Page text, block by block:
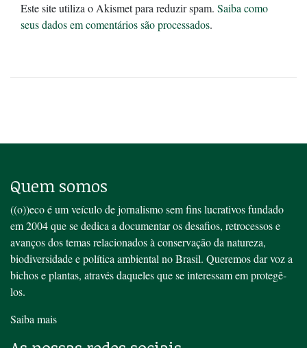
Este site utiliza o Akismet para reduzir spam. Saiba como
seus dados em comentários são processados.
Quem somos
((o))eco é um veículo de jornalismo sem fins lucrativos fundado
em 2004 que se dedica a documentar os desafios, retrocessos e
avanços dos temas relacionados à conservação da natureza,
biodiversidade e política ambiental no Brasil. Queremos dar voz a
bichos e plantas, através daqueles que se interessam em protegê-
los.
Saiba mais